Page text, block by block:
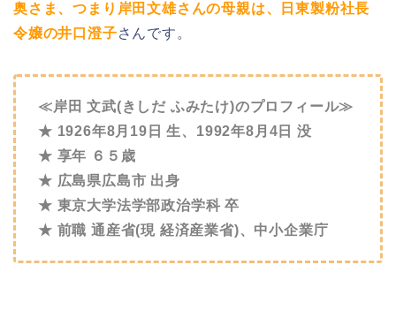
奥さま、つまり岸田文雄さんの母親は、日東製粉社長
令嬢の井口澄子さんです。
≪岸田 文武(きしだ ふみたけ)のプロフィール≫
★ 1926年8月19日 生、1992年8月4 日 没
★ 享年 ６５歳
★ 広島県広島市 出身
★ 東京大学法学部政治学科 卒
★ 前職 通産省(現 経済産業省)、中小企業庁